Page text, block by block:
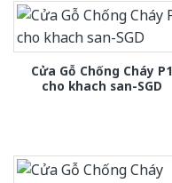
Cửa Gỗ Chống Cháy P1
cho khach san-SGD